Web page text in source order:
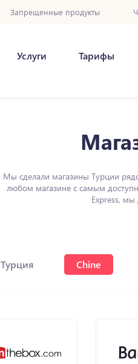
Запрещенные продукты
Услуги Тарифы
Мы сделали магазины Турции
любом магазине с самым
Express, мы
Турция Chine